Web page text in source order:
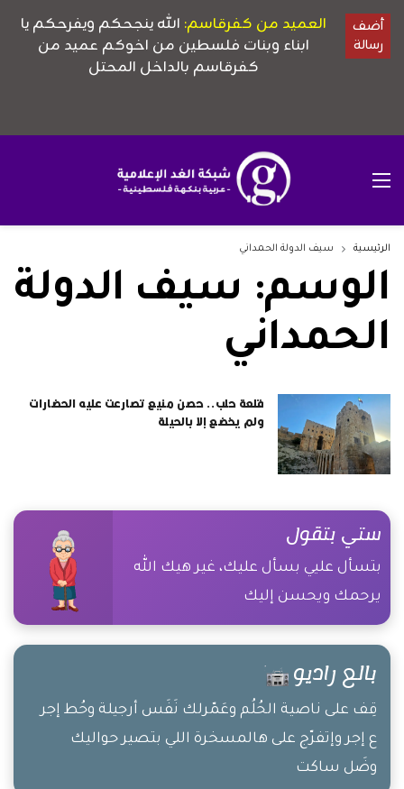
الرئيسية سيف الدولة الحمداني
الوسم: سيف الدولة
الحمداني
قلعة حلب.. حصن منيع تصارعت عليه الحضارات
ولم يخضع إلا بالحيلة
ستي بتقول
بتسأل عليي بسأل عليك، غير هيك الله
يرحمك ويحسن إليك
بالع راديو
قِف على ناصية الحُلُم وعَمّرلك نَفَس أرجيلة وحُط إجر
ع إجر وإتفرّج على هالمسخرة اللي بتصير حواليك
وضَل ساكت